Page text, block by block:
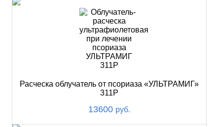
Расческа облучатель от псориаза «УЛЬТРАМИГ»
311Р
13600 руб.